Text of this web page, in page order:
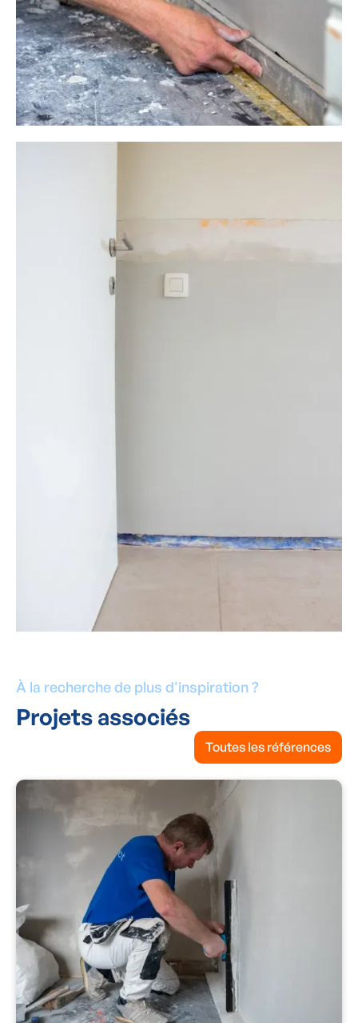
À la recherche de plus d'inspiration ?
Projets associés
Toutes les références